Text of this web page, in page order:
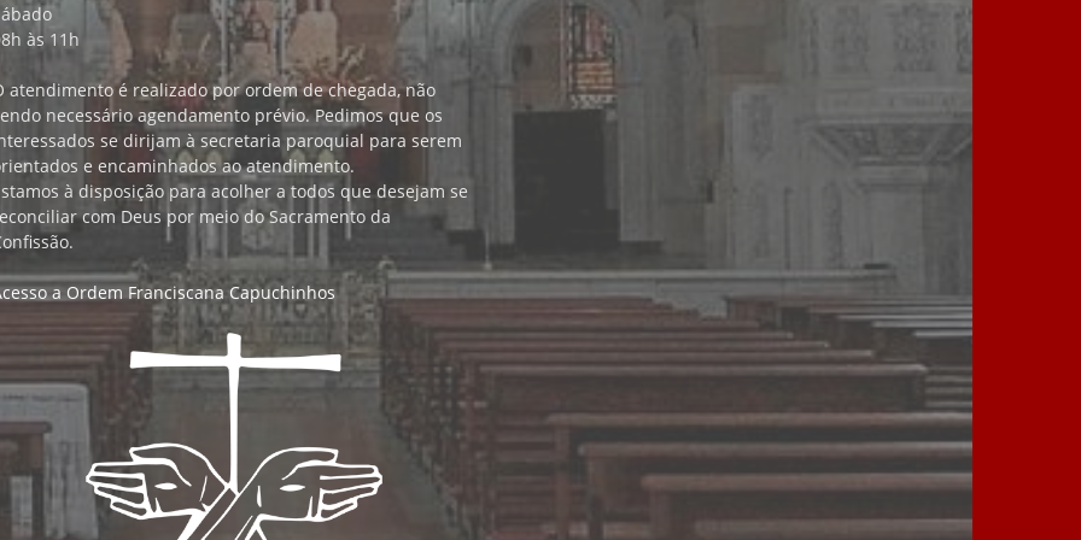
às 11h
atendimento é realizado por ordem de chegada, não
necessário agendamento prévio. Pedimos que os
se dirijam à secretaria paroquial para serem
e encaminhados ao atendimento.
à disposição para acolher a todos que desejam se
com Deus por meio do Sacramento da
a Ordem Franciscana Capuchinhos